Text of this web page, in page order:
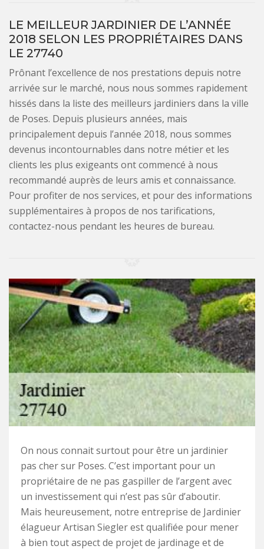
LE MEILLEUR JARDINIER DE L’ANNÉE
2018 SELON LES PROPRIÉTAIRES DANS
LE 27740
Prônant l’excellence de nos prestations depuis notre
arrivée sur le marché, nous nous sommes rapidement
hissés dans la liste des meilleurs jardiniers dans la ville
de Poses. Depuis plusieurs années, mais
principalement depuis l’année 2018, nous sommes
devenus incontournables dans notre métier et les
clients les plus exigeants ont commencé à nous
recommandé auprès de leurs amis et connaissance.
Pour profiter de nos services, et pour des informations
supplémentaires à propos de nos tarifications,
contactez-nous pendant les heures de bureau.
On nous connait surtout pour être un jardinier
pas cher sur Poses. C’est important pour un
propriétaire de ne pas gaspiller de l’argent avec
un investissement qui n’est pas sûr d’aboutir.
Mais heureusement, notre entreprise de Jardinier
élagueur Artisan Siegler est qualifiée pour mener
à bien tout aspect de projet de jardinage et de